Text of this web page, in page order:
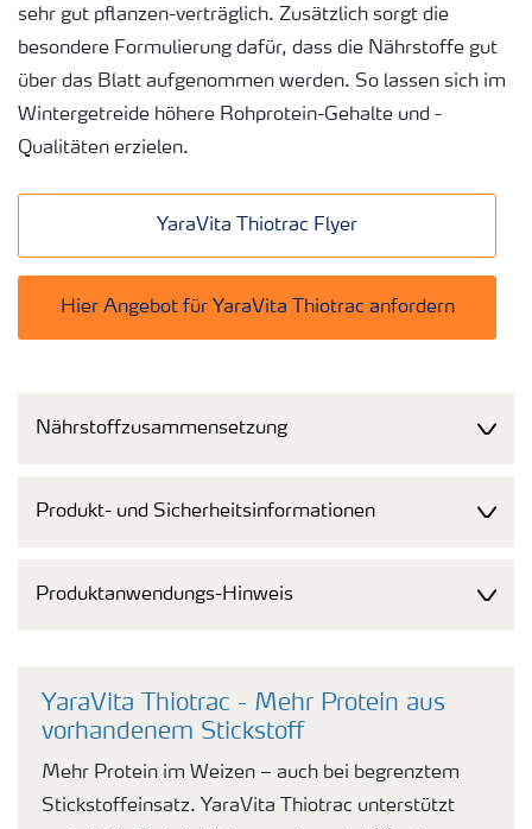
sehr gut pflanzen-verträglich. Zusätzlich sorgt die
besondere Formulierung dafür, dass die Nährstoffe gut
über das Blatt aufgenommen werden. So lassen sich im
Wintergetreide höhere Rohprotein-Gehalte und -
Qualitäten erzielen.
YaraVita Thiotrac Flyer
Hier Angebot für YaraVita Thiotrac anfordern
Nährstoffzusammensetzung
Produkt- und Sicherheitsinformationen
Produktanwendungs-Hinweis
YaraVita Thiotrac - Mehr Protein aus
vorhandenem Stickstoff
Mehr Protein im Weizen – auch bei begrenztem
Stickstoffeinsatz. YaraVita Thiotrac unterstützt